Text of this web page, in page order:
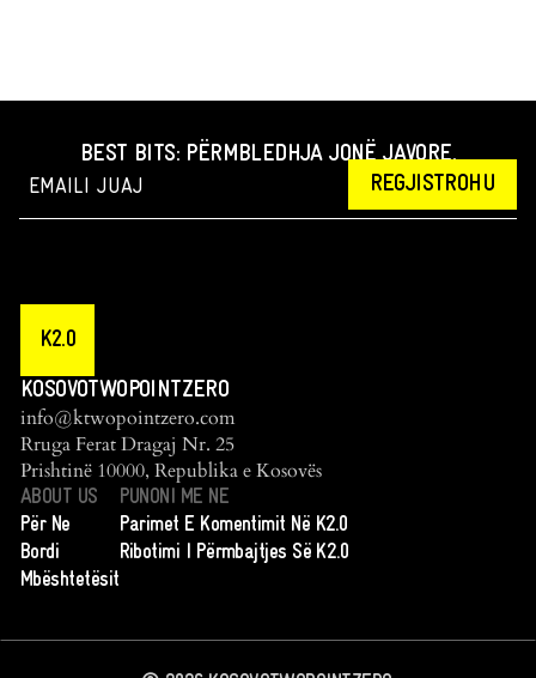
BEST BITS: PËRMBLEDHJA JONË JAVORE.
REGJISTROHU
K2.0
KOSOVOTWOPOINTZERO
info@ktwopointzero.com
Rruga Ferat Dragaj Nr. 25
Prishtinë 10000, Republika e Kosovës
ABOUT US
Për Ne
Bordi
Mbështetësit
PUNONI ME NE
Parimet E Komentimit Në K2.0
Ribotimi I Përmbajtjes Së K2.0